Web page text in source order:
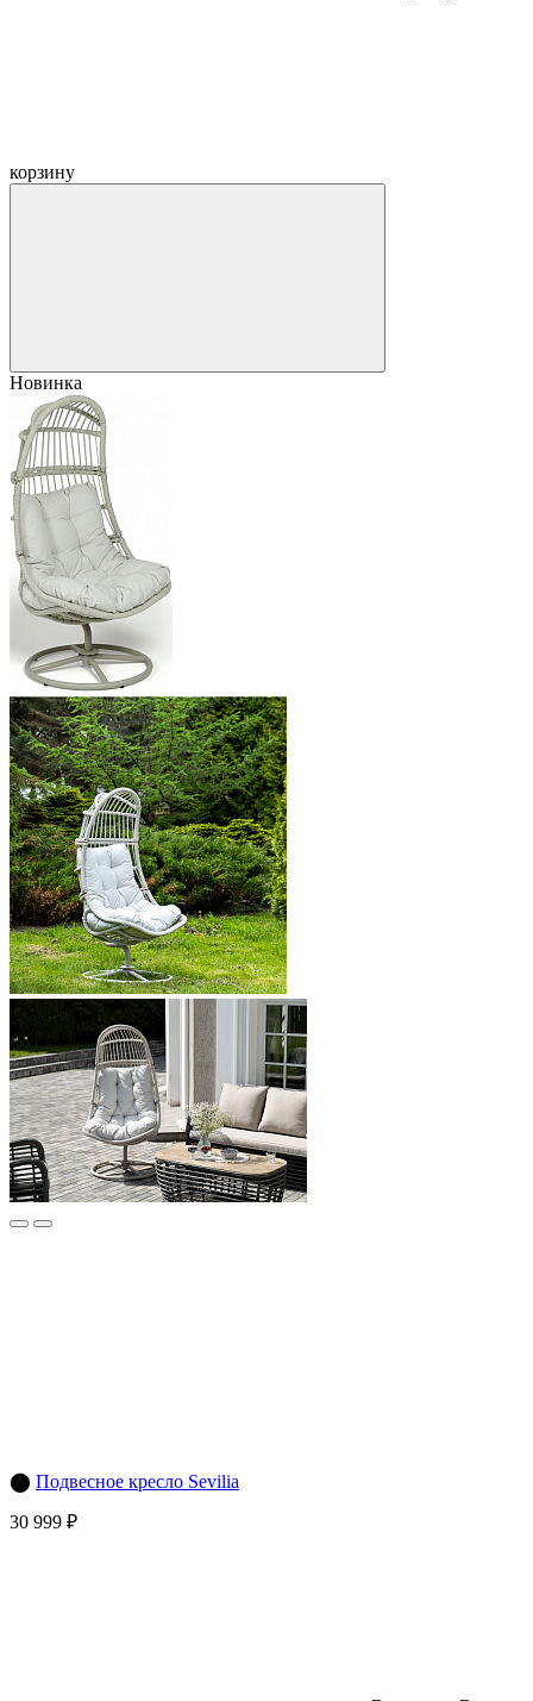
корзину
Новинка
⬤ Подвесное кресло Sevilia
30 999 ₽